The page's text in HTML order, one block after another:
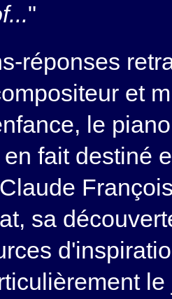
"
réponses
et
le
en fait destiné
sa